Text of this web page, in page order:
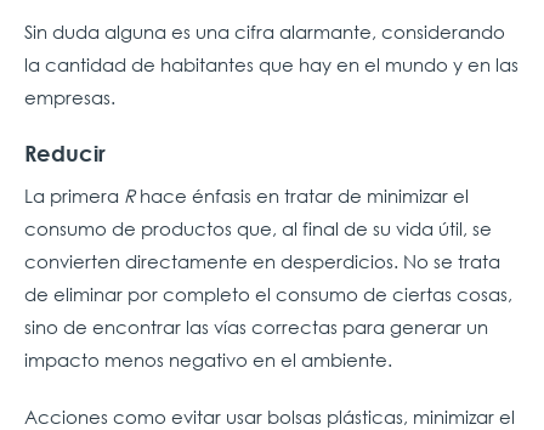
Sin duda alguna es una cifra alarmante, considerando
la cantidad de habitantes que hay en el mundo y en las
empresas.
Reducir
La primera Rhace énfasis en tratar de minimizar el
consumo de productos que, al final de su vida útil, se
convierten directamente en desperdicios. No se trata
de eliminar por completo el consumo de ciertas cosas,
sino de encontrar las vías correctas para generar un
impacto menos negativo en el ambiente.
Acciones como evitar usar bolsas plásticas, minimizar el